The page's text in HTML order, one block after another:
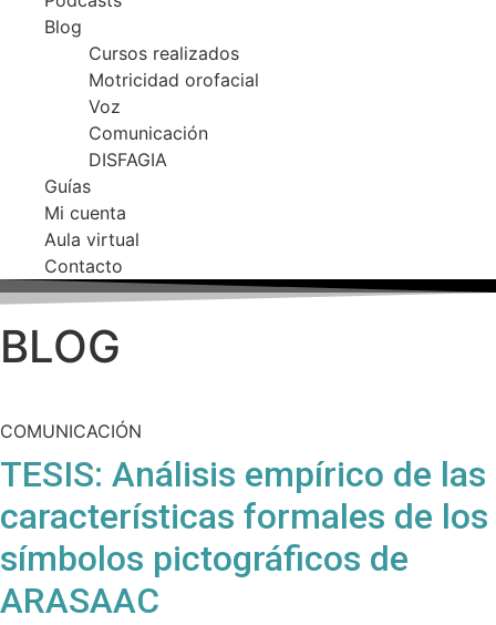
Blog
Cursos realizados
Motricidad orofacial
Voz
Comunicación
DISFAGIA
Guías
Mi cuenta
Aula virtual
Contacto
BLOG
COMUNICACIÓN
TESIS: Análisis empírico de las
características formales de los
símbolos pictográficos de
ARASAAC